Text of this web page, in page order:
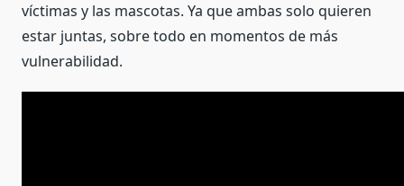
víctimas y las mascotas. Ya que ambas solo quieren
estar juntas, sobre todo en momentos de más
vulnerabilidad.